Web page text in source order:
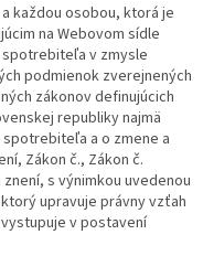
každou osobou, ktorá je
na Webovom sídle
v zmysle
podmienok zverejnených
zákonov definujúcich
republiky najmä
spotrebiteľa a o zmene a
Zákon č., Zákon č.
s výnimkou uvedenou
upravuje právny vzťah
v postavení